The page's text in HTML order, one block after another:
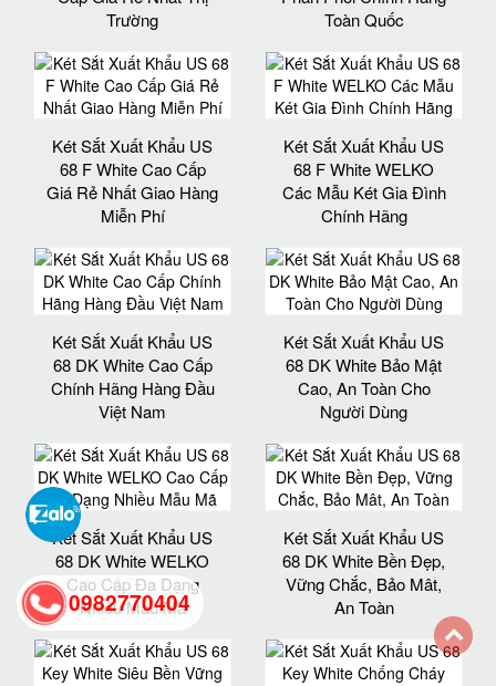
Trường
Toàn Quốc
Két Sắt Xuất Khẩu US
68 F White Cao Cấp
Giá Rẻ Nhất Giao Hàng
Miễn Phí
Két Sắt Xuất Khẩu US
68 F White WELKO
Các Mẫu Két Gia Đình
Chính Hãng
Két Sắt Xuất Khẩu US
68 DK White Cao Cấp
Chính Hãng Hàng Đầu
Việt Nam
Két Sắt Xuất Khẩu US
68 DK White Bảo Mật
Cao, An Toàn Cho
Người Dùng
Két Sắt Xuất Khẩu US
68 DK White WELKO
Cao Cấp Đa Dạng
Nhiều Mẫu Mã
Két Sắt Xuất Khẩu US
68 DK White Bền Đẹp,
Vững Chắc, Bảo Mât,
An Toàn
0982770404
back